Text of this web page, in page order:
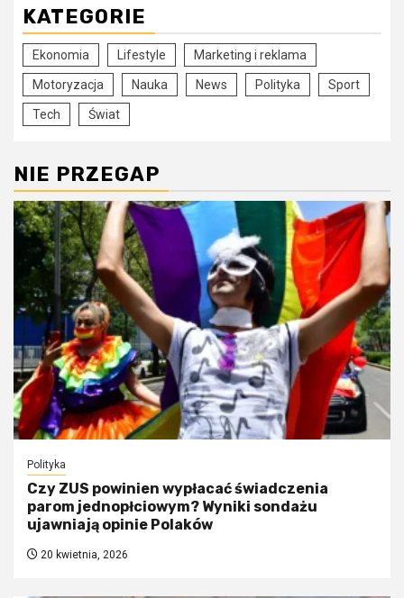
KATEGORIE
Ekonomia Lifestyle Marketing i reklama
Motoryzacja Nauka News Polityka Sport
Tech Świat
NIE PRZEGAP
Polityka
Czy ZUS powinien wypłacać świadczenia
parom jednopłciowym? Wyniki sondażu
ujawniają opinie Polaków
20 kwietnia, 2026